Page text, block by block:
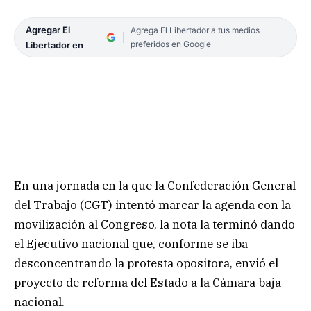
Agregar El
Libertador en
Agrega El Libertador a tus medios
preferidos en Google
En una jornada en la que la Confederación General
del Trabajo (CGT) intentó marcar la agenda con la
movilización al Congreso, la nota la terminó dando
el Ejecutivo nacional que, conforme se iba
desconcentrando la protesta opositora, envió el
proyecto de reforma del Estado a la Cámara baja
nacional.